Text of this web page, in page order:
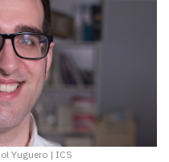
Yuguero | ICS